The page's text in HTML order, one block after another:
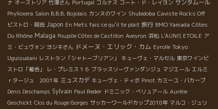
ナ オーストリア 竹澤さん Portugal コルナス コート・ド・レイヨン サンタムール
Phylloxera Salon B.B.B. Bojolais カンヌのワイン Shubidoba Caviste Rocks Off
ビストロ・岡田 Japon En Mets fais ce qu'il te plait 旅行 BMO Yamada Côtes
Du Rhône Malaga Poupille Côtes de Castillon Aveyron 浜松 L'AUNIS ETOILE ア
ミ・ビュヴォン ヨシキさん ドメーヌ・エリック・カム Eyrolle Tokyo
Uguisudani レストラン「シャトーブリアン」 キューヴェ・マルセル 東京ワインビ
ストロ「葡呑」
レ・プレミス１６ ブラッスリーヴァンダンジュ マジエール エルミ
ｒタージュ 2001年 ミュスカデ キューヴェ・ティボ Pinot カミーユ・バカーブ
Denis Deschamps Sylvain Paul Reder ドミニック・べリュアール Aurélie
Geschickt Clos du Rouge Gorges サッカーワールドカップ2018年 マルコ・ジュリ